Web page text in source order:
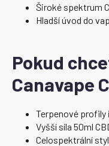
Široké spektrum
Hladší úvod do
Pokud
Canavape
Terpenové profily
Vyšší síla 50ml
Celospektrální